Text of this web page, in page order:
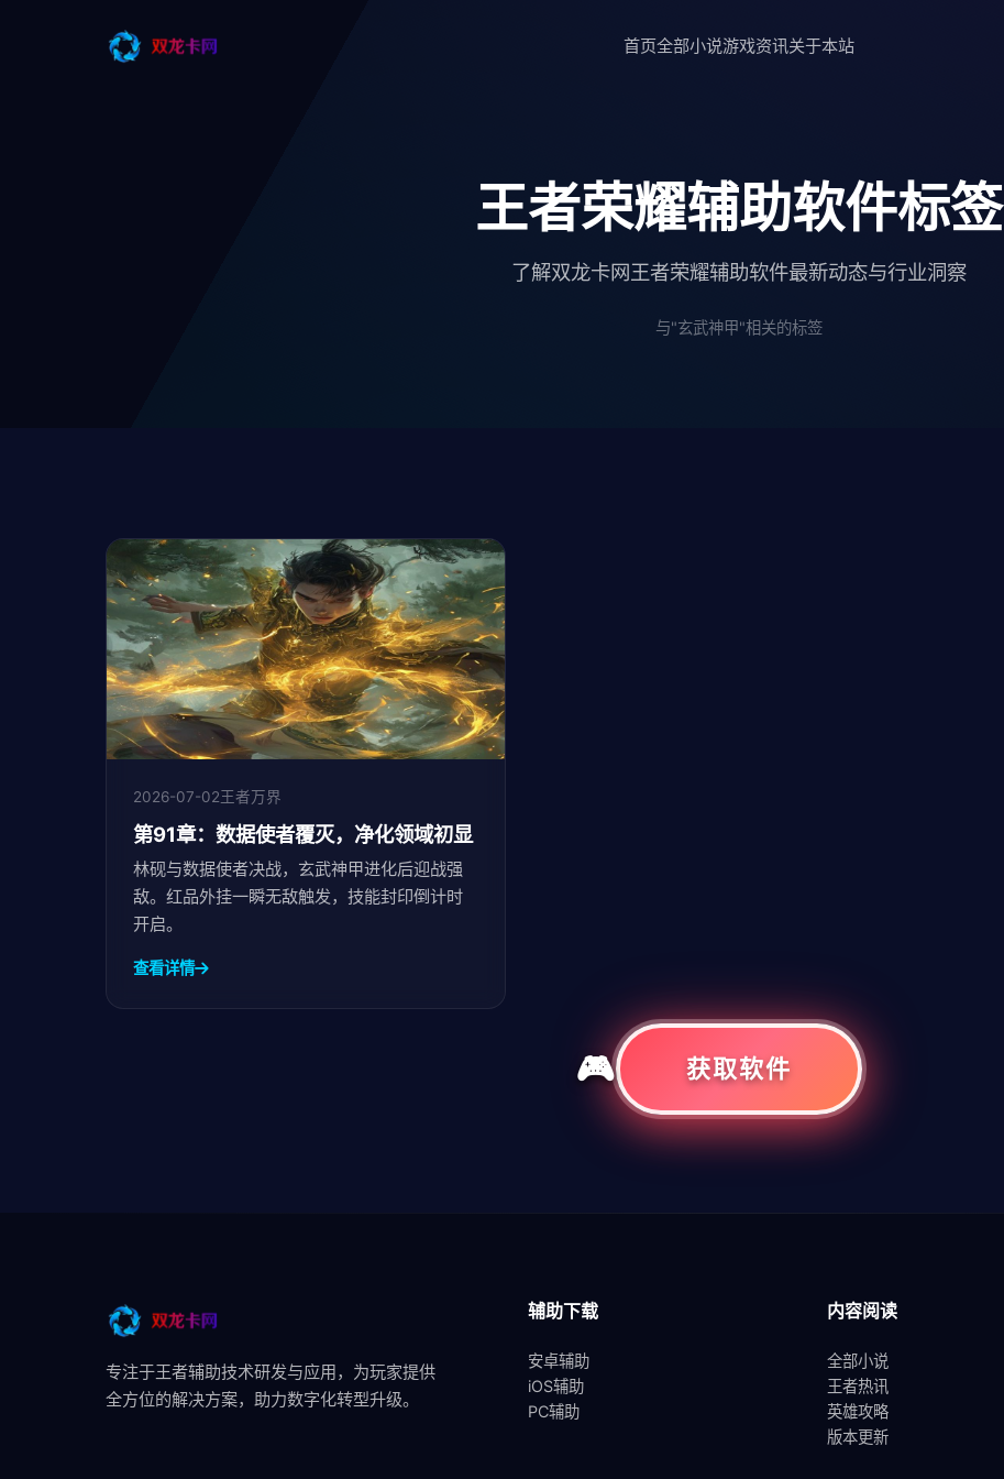
首页全部小说游戏资讯关于本站
王者荣耀辅助软件标签
了解双龙卡网王者荣耀辅助软件最新动态与行业洞察
与"玄武神甲"相关的标签
2026-07-02王者万界
第91章：数据使者覆灭，净化领域初显
林砚与数据使者决战，玄武神甲进化后迎战强
敌。红品外挂一瞬无敌触发，技能封印倒计时
开启。
查看详情
共1页1条
专注于王者辅助技术研发与应用，为玩家提供
全方位的解决方案，助力数字化转型升级。
辅助下载
安卓辅助
iOS辅助
PC辅助
内容阅读
全部小说
王者热讯
英雄攻略
版本更新
获取软件